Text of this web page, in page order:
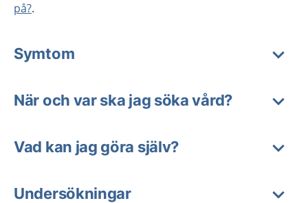
på?.
Symtom
När och var ska jag söka vård?
Vad kan jag göra själv?
Undersökningar